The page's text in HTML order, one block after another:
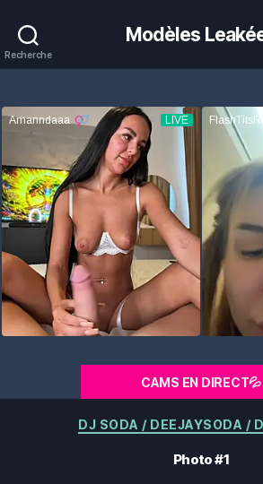
Recherche
Modèles
CAMS EN DIRECT💦
DJ SODA / DEEJAYSODA /
Photo #1